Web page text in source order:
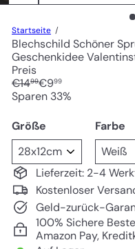
Startseite
Blechschild Schöner
Geschenkidee
Preis
Normaler
Preis
€1499
Sonderpreis
€999
Sparen 33%
Größe Farbe
Lieferzeit: 2-4
Kostenloser
Geld-zurück-
100% Sichere
Amazon Pay,